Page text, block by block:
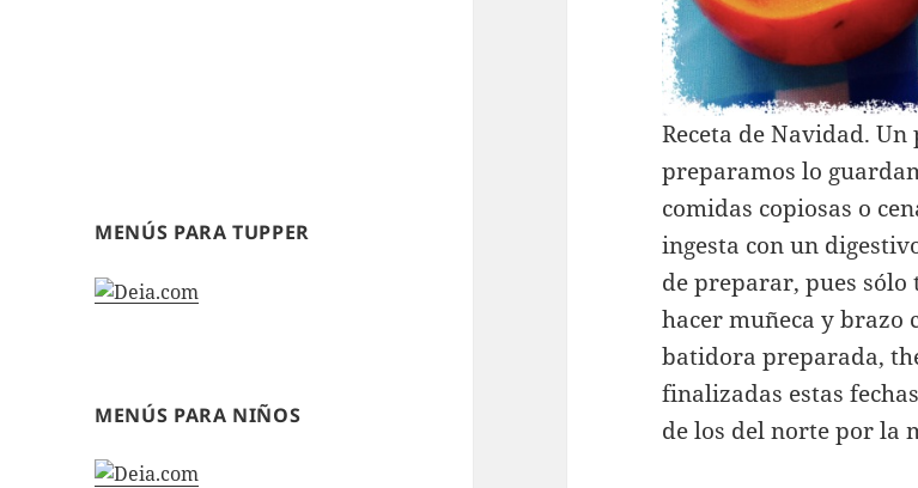
MENÚS PARA TUPPER
MENÚS PARA NIÑOS
Receta de Navidad.
preparamos lo
comidas copiosas o
ingesta con un
de preparar, pues sólo
hacer muñeca y brazo
batidora preparada,
finalizadas estas
de los del norte por la